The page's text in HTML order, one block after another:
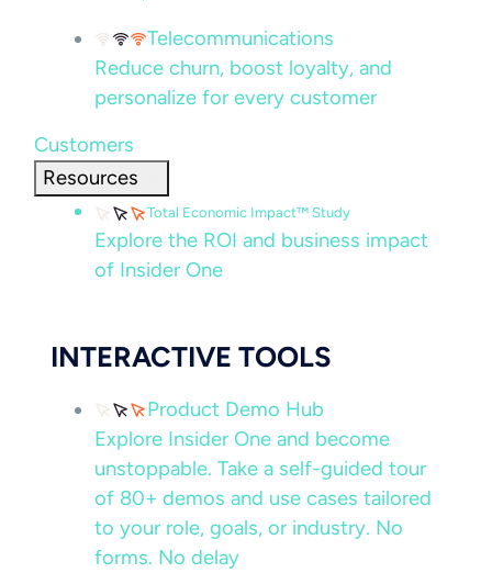
Telecommunications
Reduce churn, boost loyalty, and
personalize for every customer
Customers
Resources
Total Economic Impact™ Study
Explore the ROI and business impact
of Insider One
INTERACTIVE TOOLS
Product Demo Hub
Explore Insider One and become
unstoppable. Take a self-guided tour
of 80+ demos and use cases tailored
to your role, goals, or industry. No
forms. No delay